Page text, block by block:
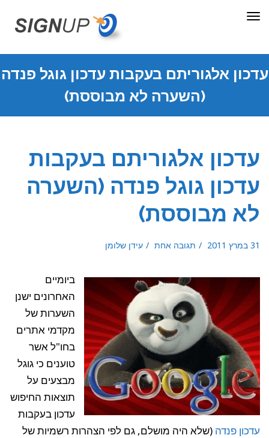
תפריט
עדכון אלגוריתם בעקבות עדכון גוגל פנדה
(השערה לא מבוססת)
עדכון אלגוריתם בעקבות
עדכון גוגל פנדה (השערה
לא מבוססת)
31 במרץ 2011 תגובה אחת עידן שלומן
ביומיים
האחרונים ישנן
השערות של
מקדמי אתרים
בחו"ל אשר
טוענים כי גוגל
מבצעים על
תוצאות החיפוש
עדכון בעקבות
עדכון פנדה (שלא היה מושלם, גם לפי הצהרות רשמיות של